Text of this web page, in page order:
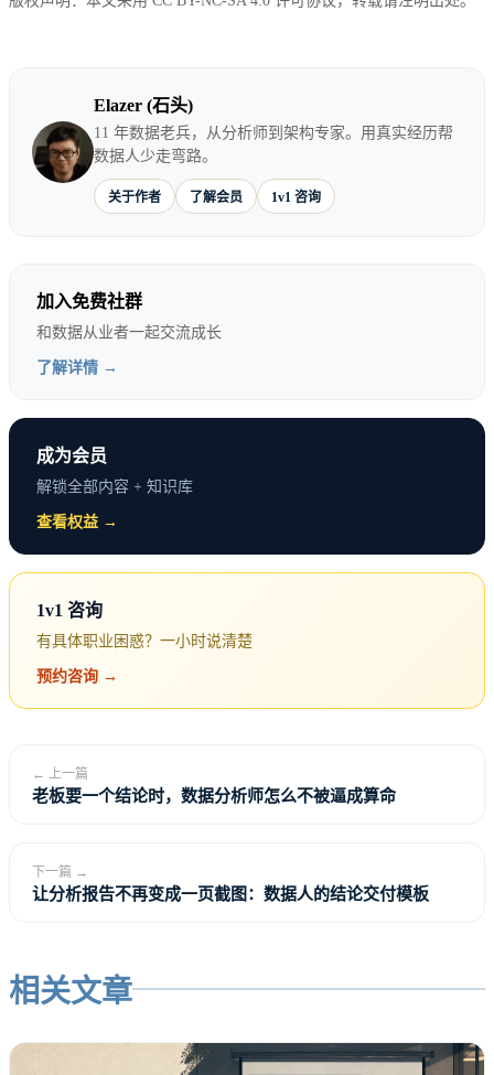
Elazer (石头)
11 年数据老兵，从分析师到架构专家。用真实经历帮
数据人少走弯路。
关于作者 了解会员 1v1 咨询
加入免费社群
和数据从业者一起交流成长
了解详情 →
成为会员
解锁全部内容 + 知识库
查看权益 →
1v1 咨询
有具体职业困惑？一小时说清楚
预约咨询 →
← 上一篇
老板要一个结论时，数据分析师怎么不被逼成算命
下一篇 →
让分析报告不再变成一页截图：数据人的结论交付模板
相关文章